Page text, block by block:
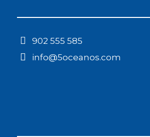
902 555 585
info@5oceanos.com